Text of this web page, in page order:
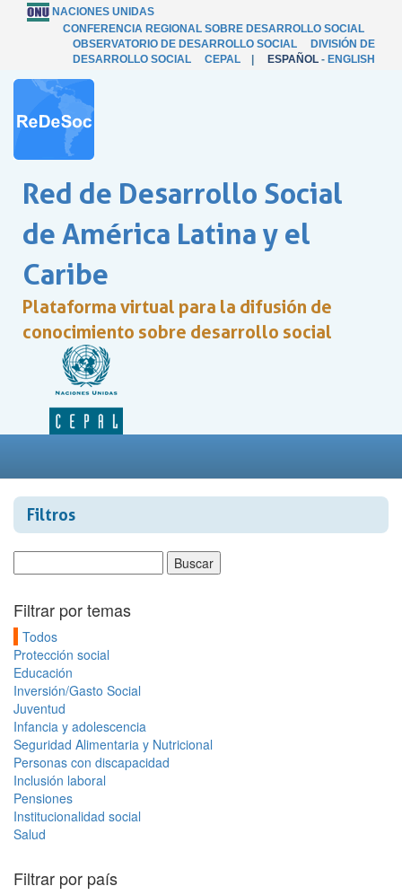
NACIONES UNIDAS
CONFERENCIA REGIONAL SOBRE DESARROLLO SOCIAL
OBSERVATORIO DE DESARROLLO SOCIAL
DIVISIÓN DE
DESARROLLO SOCIAL
CEPAL ESPAÑOL - ENGLISH
Red de Desarrollo Social
de América Latina y el
Caribe
Plataforma virtual para la difusión de
conocimiento sobre desarrollo social
Filtros
Filtrar por temas
Todos
Protección social
Educación
Inversión/Gasto Social
Juventud
Infancia y adolescencia
Seguridad Alimentaria y Nutricional
Personas con discapacidad
Inclusión laboral
Pensiones
Institucionalidad social
Salud
Filtrar por país